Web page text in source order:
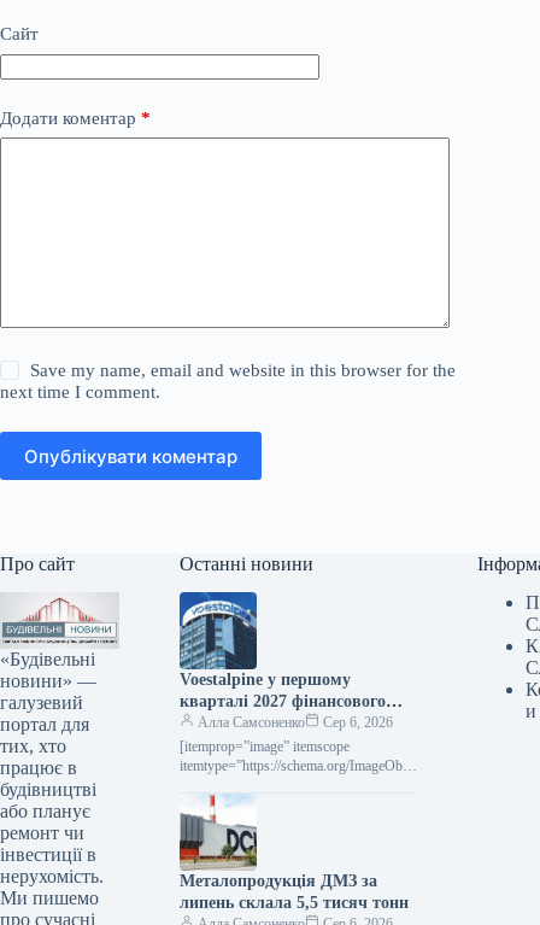
Сайт
Додати коментар *
Save my name, email and website in this browser for the
next time I comment.
Опублікувати коментар
Про сайт
«Будівельні
новини» —
галузевий
портал для
тих, хто
працює в
будівництві
або планує
ремонт чи
інвестиції в
нерухомість.
Ми пишемо
про сучасні
Останні новини
Voestalpine у першому
кварталі 2027 фінансового
року підвищила виручку на
2,4% порівняно з попереднім
роком.
Алла Самсоненко
Сер 6, 2026
[itemprop=”image” itemscope
itemtype=”https://schema.org/ImageObje
Новини Глобальний ринок voestalpine
Роздрукувати 80 06 Серпня 2026
Voestalpine у І кварталі 2027
фінроку…
Металопродукція ДМЗ за
липень склала 5,5 тисяч тонн
и